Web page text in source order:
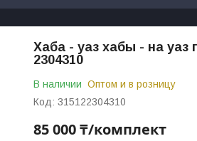
Хаба - уаз хабы - на уаз
2304310
В наличии Оптом и в розницу
Код: 315122304310
85 000 ₸/комплект